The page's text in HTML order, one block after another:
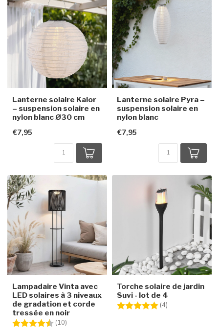
Lanterne solaire Kalor
– suspension solaire en
nylon blanc Ø30 cm
€7,95
Lanterne solaire Pyra –
suspension solaire en
nylon blanc
€7,95
Lampadaire Vinta avec
LED solaires à 3 niveaux
de gradation et corde
tressée en noir
Note:
(10)
Torche solaire de jardin
Suvi - lot de 4
Note:
(4)